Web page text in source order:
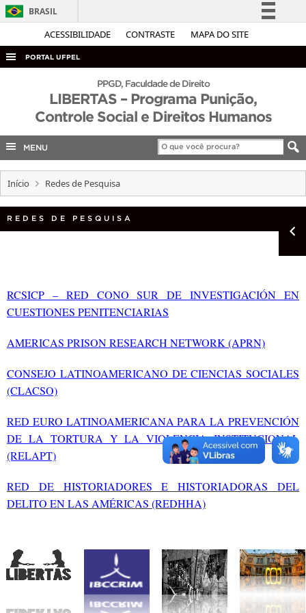
ACESSIBILIDADE CONTRASTE MAPA DO SITE
BRASIL
Simplifique!
Acesso à informação
Legislação
Canais
PORTAL UFPEL
ACESSO À INFORMAÇÃO
AUDITORIA
CONCURSOS
EDITAIS
INTERNACIONAL
OUVIDORIA
PPGD, Faculdade de Direito
LIBERTAS – Programa Punição,
Controle Social e Direitos Humanos
MENU
Início Redes de Pesquisa
REDES DE PESQUISA
RCSICP – RED CONO SUR DE INVESTIGACIÓN EN
CUESTIONES PENITENCIARIAS
AMERICAS PRISON RESEARCH NETWORK (APRN)
CONSEJO LATINOAMERICANO DE CIENCIAS SOCIALES
(CLACSO)
RED EURO LATINOAMERICANA PARA LA PREVENCIÓN
DE LA TORTURA Y LA VIOLENCIA INSTITUCIONAL
(RELAPT)
RED DE HISTORIADORES E HISTORIADORAS DEL
DELITO EN LAS AMÉRICAS (REDHHA)